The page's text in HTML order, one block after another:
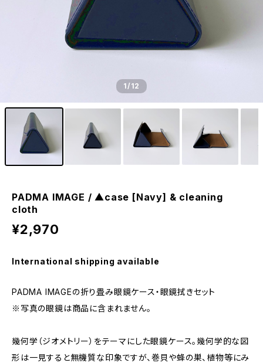
1/12
PADMA IMAGE / ▲case [Navy] & cleaning
cloth
¥2,970
International shipping available
PADMA IMAGEの折り畳み眼鏡ケース・眼鏡拭きセット
※写真の眼鏡は商品に含まれません。
幾何学（ジオメトリー）をテーマにした眼鏡ケース。幾何学的な図
形は一見すると無機質な印象ですが、巻貝や蜂の巣、植物等にみ